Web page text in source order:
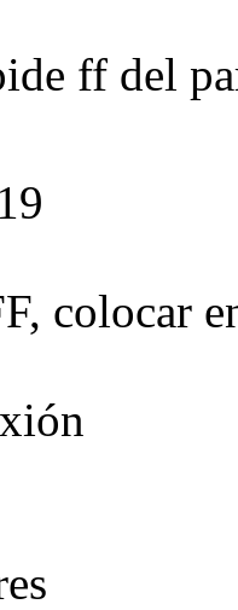
ff del
colocar